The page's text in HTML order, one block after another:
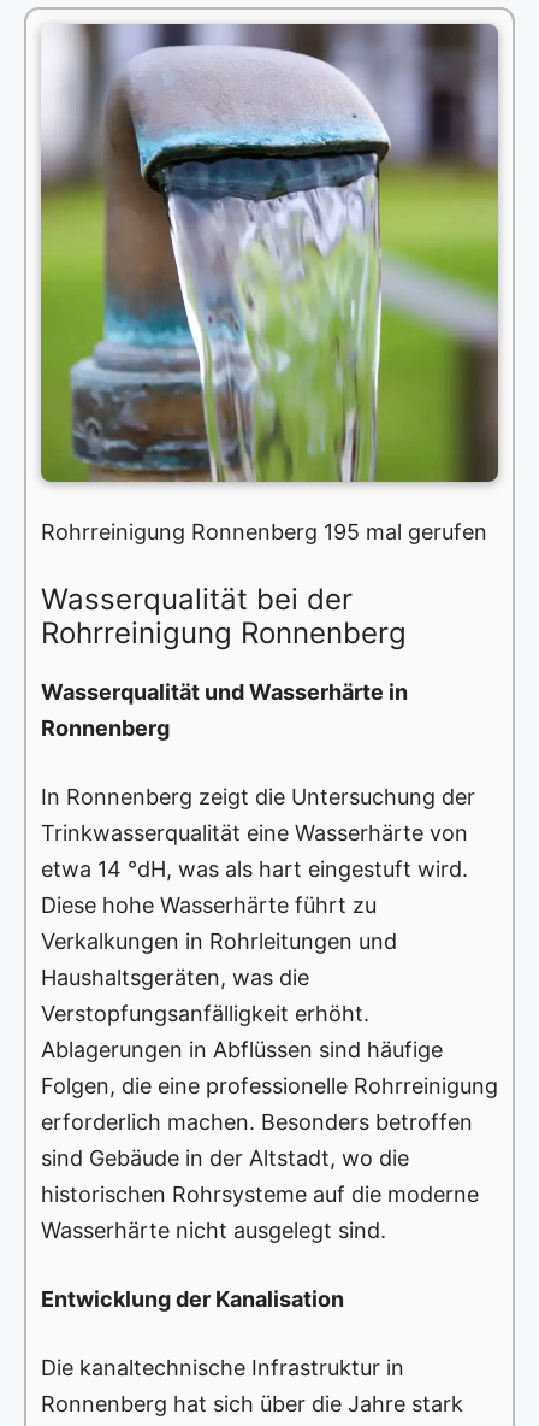
Rohrreinigung Ronnenberg 195 mal gerufen
Wasserqualität bei der
Rohrreinigung Ronnenberg
Wasserqualität und Wasserhärte in
Ronnenberg
In Ronnenberg zeigt die Untersuchung der
Trinkwasserqualität eine Wasserhärte von
etwa 14 °dH, was als hart eingestuft wird.
Diese hohe Wasserhärte führt zu
Verkalkungen in Rohrleitungen und
Haushaltsgeräten, was die
Verstopfungsanfälligkeit erhöht.
Ablagerungen in Abflüssen sind häufige
Folgen, die eine professionelle Rohrreinigung
erforderlich machen. Besonders betroffen
sind Gebäude in der Altstadt, wo die
historischen Rohrsysteme auf die moderne
Wasserhärte nicht ausgelegt sind.
Entwicklung der Kanalisation
Die kanaltechnische Infrastruktur in
Ronnenberg hat sich über die Jahre stark